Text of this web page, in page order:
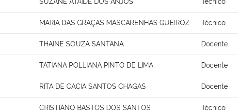
MARIA DAS GRAÇAS MASCARENHAS QUEIROZ Técnico
THAINE SOUZA SANTANA Docente
TATIANA POLLIANA PINTO DE LIMA Docente
RITA DE CACIA SANTOS CHAGAS Docente
CRISTIANO BASTOS DOS SANTOS Técnico